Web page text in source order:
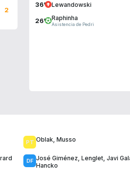
2
36' Lewandowski
26' Raphinha
Asistencia de Pedri
Oblak Musso
José Giménez Lenglet Javi
Hancko